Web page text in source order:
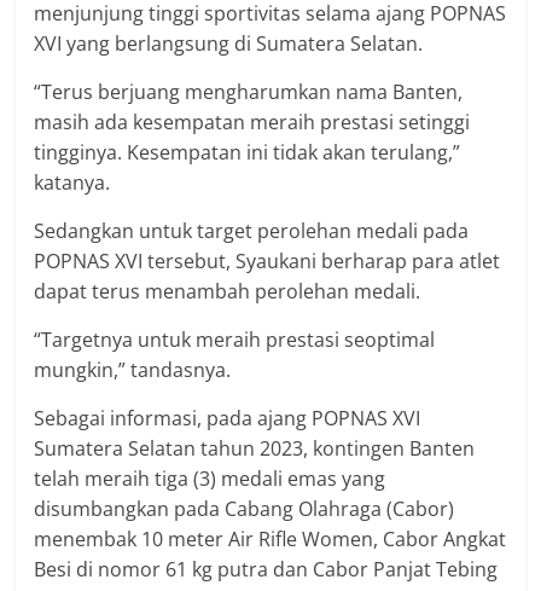
menjunjung tinggi sportivitas selama ajang POPNAS
XVI yang berlangsung di Sumatera Selatan.
“Terus berjuang mengharumkan nama Banten,
masih ada kesempatan meraih prestasi setinggi
tingginya. Kesempatan ini tidak akan terulang,”
katanya.
Sedangkan untuk target perolehan medali pada
POPNAS XVI tersebut, Syaukani berharap para atlet
dapat terus menambah perolehan medali.
“Targetnya untuk meraih prestasi seoptimal
mungkin,” tandasnya.
Sebagai informasi, pada ajang POPNAS XVI
Sumatera Selatan tahun 2023, kontingen Banten
telah meraih tiga (3) medali emas yang
disumbangkan pada Cabang Olahraga (Cabor)
menembak 10 meter Air Rifle Women, Cabor Angkat
Besi di nomor 61 kg putra dan Cabor Panjat Tebing